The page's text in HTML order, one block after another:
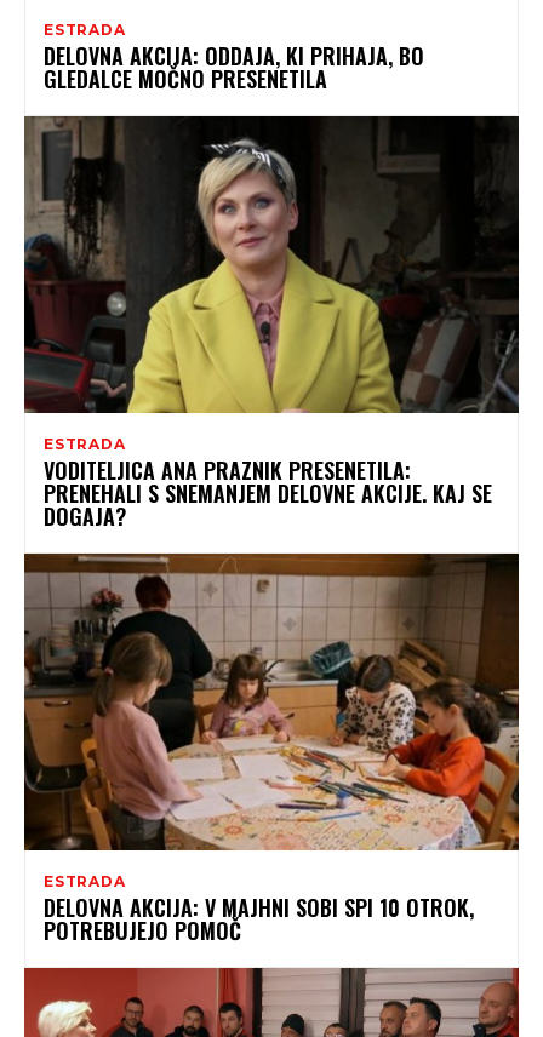
ESTRADA
DELOVNA AKCIJA: ODDAJA, KI PRIHAJA, BO
GLEDALCE MOČNO PRESENETILA
ESTRADA
VODITELJICA ANA PRAZNIK PRESENETILA:
PRENEHALI S SNEMANJEM DELOVNE AKCIJE. KAJ SE
DOGAJA?
ESTRADA
DELOVNA AKCIJA: V MAJHNI SOBI SPI 10 OTROK,
POTREBUJEJO POMOČ